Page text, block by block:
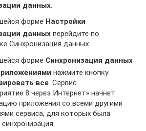
данных
форме Настройки
данных перейдите по
Синхронизация данных.
форме Синхронизация данных
нажмите кнопку
все . Сервис
8 через Интернет» начнет
приложения со всеми другими
сервиса, для которых была